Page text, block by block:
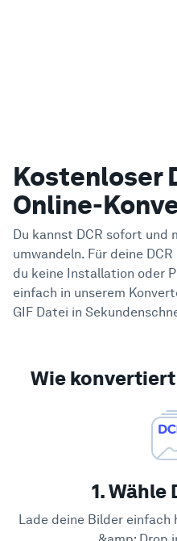
Kostenloser
Online-
Du kannst DCR sofort und
umwandeln. Für deine
du keine Installation oder
einfach in unserem
GIF Datei in
Wie konvertiert
1. Wähle
Lade deine Bilder einfach